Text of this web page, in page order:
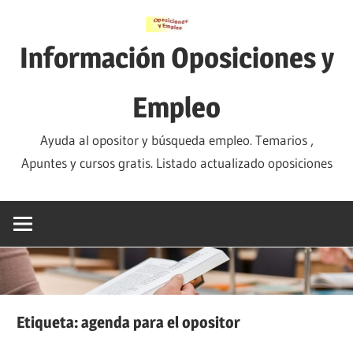
contenido
Información Oposiciones y
Empleo
Ayuda al opositor y búsqueda empleo. Temarios ,
Apuntes y cursos gratis. Listado actualizado oposiciones
Etiqueta:agenda para el opositor